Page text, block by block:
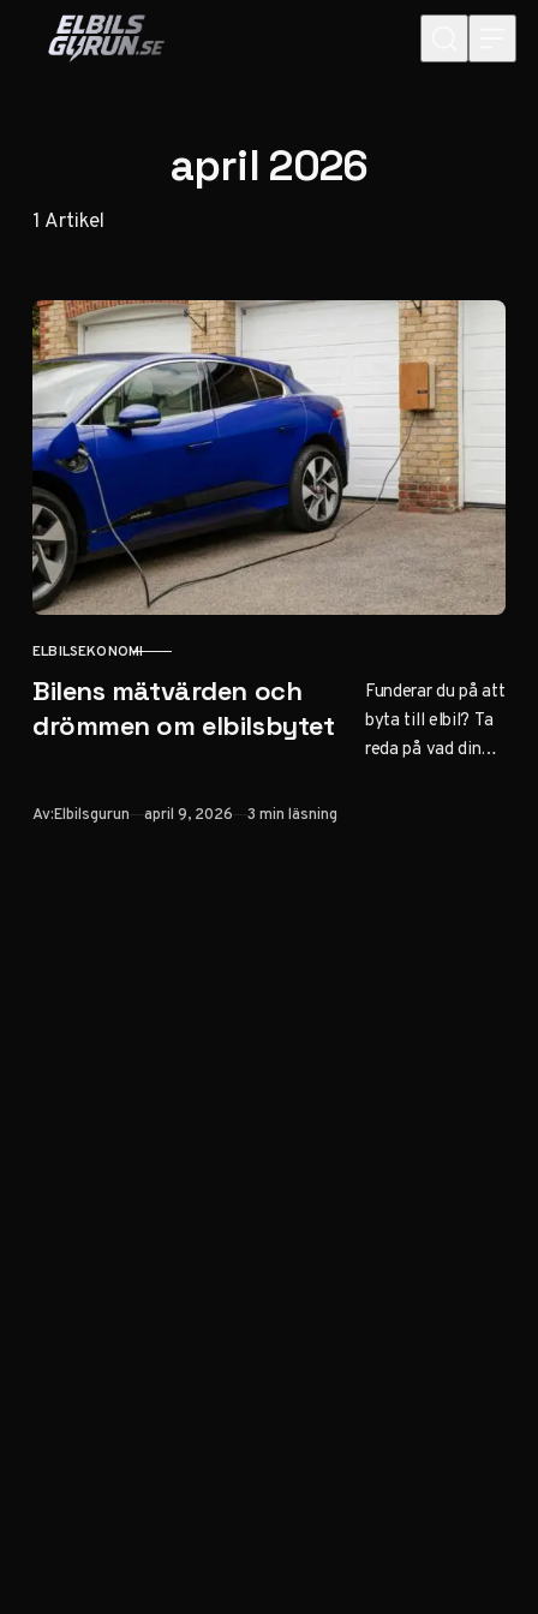
Hoppa till innehåll
april 2026
1 Artikel
KATEGORI
ELBILSEKONOMI
Bilens mätvärden och
drömmen om elbilsbytet
Funderar du på att
byta till elbil? Ta
reda på vad din
Av:Elbilsgurun Publicerad
april 9, 2026 3 min läsning